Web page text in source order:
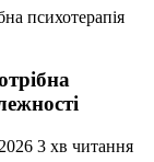
психотерапія
3 хв читання